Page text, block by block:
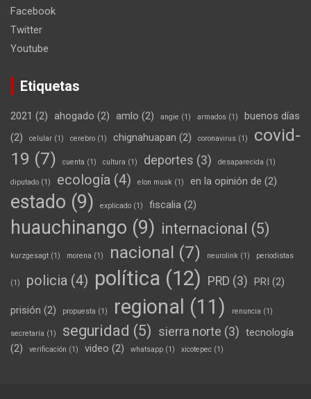
Facebook
Twitter
Youtube
Etiquetas
2021 (2) ahogado (2) amlo (2) angie (1) armados (1)
buenos días
(2)
celular (1) cerebro (1) chignahuapan (2) coronavirus (1)
covid-
19 (7) cuenta (1) cultura (1) deportes (3) desaparecida (1)
diputado (1) ecología (4) elon musk (1) en la opinión de (2)
estado (9) explicado (1) fiscalia (2)
huauchinango (9) internacional (5)
kurzgesagt (1) morena (1) nacional (7) neurolink (1) periodistas
(1) policia (4) política (12) PRD (3) PRI (2)
prisión (2) propuesta (1) regional (11) renuncia (1)
secretaría (1) seguridad (5) sierra norte (3) tecnología
(2)
verificación (1) video (2) whatsapp (1) xicotepec (1)